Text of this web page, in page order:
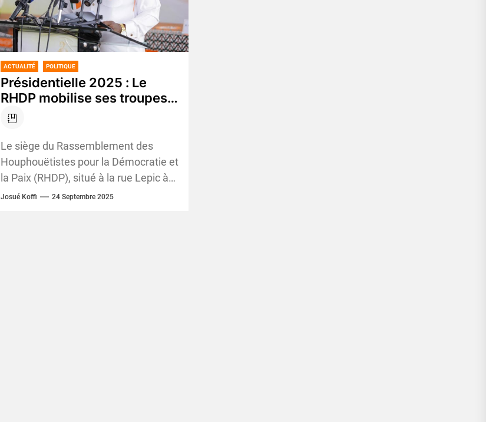
ACTUALITÉ POLITIQUE
Présidentielle 2025 : Le
RHDP mobilise ses troupes
et défend la candidature
d’Alassane Ouattara
Le siège du Rassemblement des
Houphouëtistes pour la Démocratie et
la Paix (RHDP), situé à la rue Lepic à
Cocody, a abrité ce mercredi 24...
Josué Koffi 24 Septembre 2025